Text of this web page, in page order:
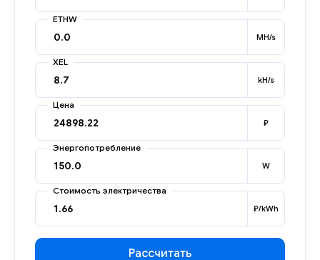
ETHW
MH/s
XEL
kH/s
Цена
₽
Энергопотребление
W
Стоимость электричества
₽/kWh
Рассчитать